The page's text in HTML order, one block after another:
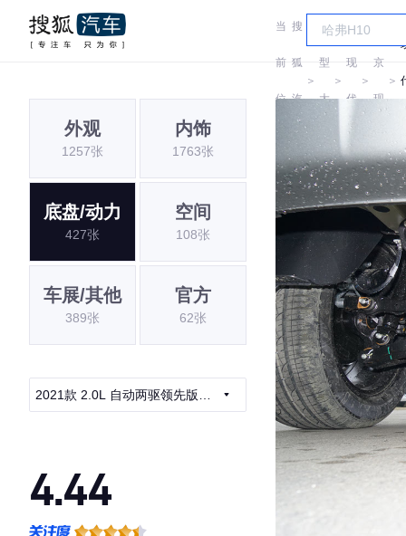
当
前
位
搜
狐
汽
车
＞
车
型
大
＞
现
代
＞
京
现
＞
外观
1257张
内饰
1763张
底盘/动力
427张
空间
108张
车展/其他
389张
官方
62张
2021款 2.0L 自动两驱领先版
4.44